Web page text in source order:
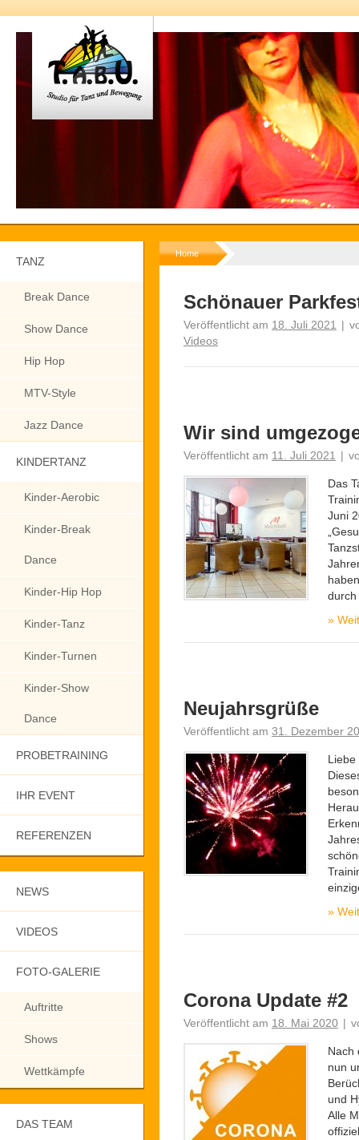
TANZ
Break Dance
Show Dance
Hip Hop
MTV-Style
Jazz Dance
KINDERTANZ
Kinder-Aerobic
Kinder-Break
Dance
Kinder-Hip Hop
Kinder-Tanz
Kinder-Turnen
Kinder-Show
Dance
PROBETRAINING
IHR EVENT
REFERENZEN
NEWS
VIDEOS
FOTO-GALERIE
Auftritte
Shows
Wettkämpfe
DAS TEAM
Home
Schönauer
Veröffentlicht am 18. Juli 2021 |
Videos
Wir sind
Veröffentlicht am 11. Juli 2021 |
Das
Juni
»
Neujahrsgrüße
Veröffentlicht am 31. Dezember
»
Corona Update #2
Veröffentlicht am 18. Mai 2020 |
Nach
nun
und
Alle